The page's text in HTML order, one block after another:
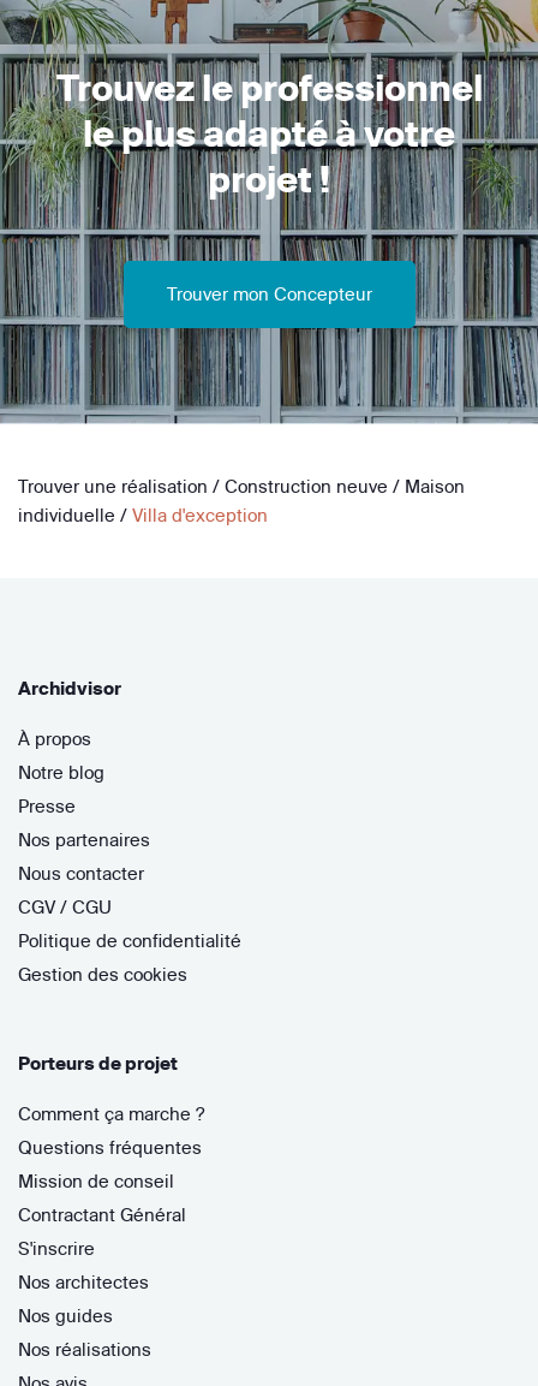
Trouvez le professionnel
le plus adapté à votre
projet !
Trouver mon Concepteur
Trouver une réalisation / Construction neuve / Maison
individuelle / Villa d'exception
Archidvisor
À propos
Notre blog
Presse
Nos partenaires
Nous contacter
CGV / CGU
Politique de confidentialité
Gestion des cookies
Porteurs de projet
Comment ça marche ?
Questions fréquentes
Mission de conseil
Contractant Général
S'inscrire
Nos architectes
Nos guides
Nos réalisations